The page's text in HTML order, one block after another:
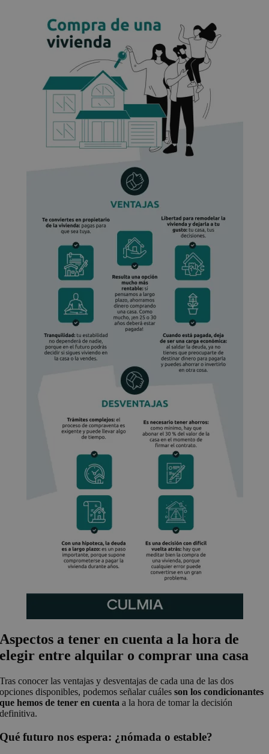
Aspectos a tener en cuenta a la hora de
elegir entre alquilar o comprar una casa
Tras conocer las ventajas y desventajas de cada una de las dos
opciones disponibles, podemos señalar cuálesson los condicionantes
que hemos de tener en cuenta a la hora de tomar la decisión
definitiva.
Qué futuro nos espera: ¿nómada o estable?